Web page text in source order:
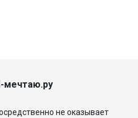
мечтаю.ру
не оказывает